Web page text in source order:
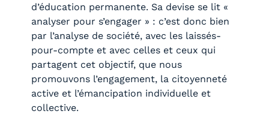
d’éducation permanente. Sa devise se lit «
analyser pour s’engager » : c’est donc bien
par l’analyse de société, avec les laissés-
pour-compte et avec celles et ceux qui
partagent cet objectif, que nous
promouvons l’engagement, la citoyenneté
active et l’émancipation individuelle et
collective.